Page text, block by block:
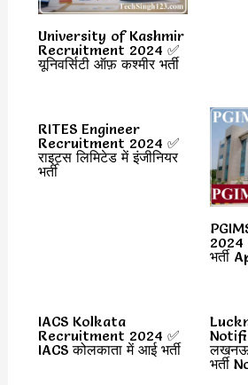
University of Kashmir
Recruitment 2024 ✅
यूनिवर्सिटी ऑफ़ कश्मीर भर्ती
RITES Engineer
Recruitment 2024 ✅
राइट्स लिमिटेड में इंजीनियर
भर्ती
2024
भर्ती
IACS Kolkata
Recruitment 2024 ✅
IACS कोलकाता में आई भर्ती
लखनऊ
भर्ती